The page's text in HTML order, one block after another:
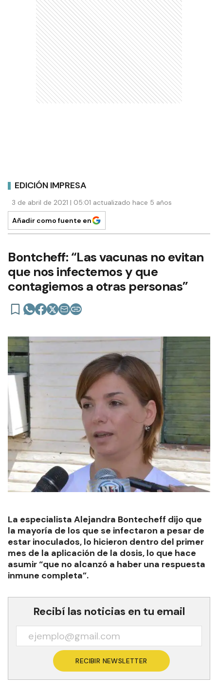
EDICIÓN IMPRESA
3 de abril de 2021 | 05:01 actualizado hace 5 años
Añadir como fuente en
Bontcheff: “Las vacunas no evitan
que nos infectemos y que
contagiemos a otras personas”
La especialista Alejandra Bontecheff dijo que
la mayoría de los que se infectaron a pesar de
estar inoculados, lo hicieron dentro del primer
mes de la aplicación de la dosis, lo que hace
asumir “que no alcanzó a haber una respuesta
inmune completa”.
Recibí las noticias en tu email
RECIBIR NEWSLETTER